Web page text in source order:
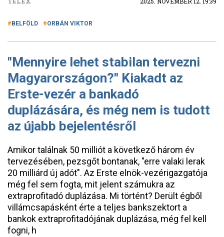
BELFÖLD ORBÁN VIKTOR
"Mennyire lehet stabilan tervezni
Magyarországon?" Kiakadt az
Erste-vezér a bankadó
duplázására, és még nem is tudott
az újabb bejelentésről
Amikor találnak 50 milliót a következő három év
tervezésében, pezsgőt bontanak, "erre valaki lerak
20 milliárd új adót". Az Erste elnök-vezérigazgatója
még fel sem fogta, mit jelent számukra az
extraprofitadó duplázása. Mi történt? Derült égből
villámcsapásként érte a teljes bankszektort a
bankok extraprofitadójának duplázása, még fel kell
fogni, h